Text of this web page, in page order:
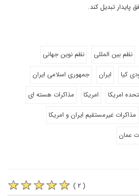
پایدار تبدیل کند.
نظم بین المللی
نظم نوین جهانی
کیا ایران
جمهوری اسلامی ایران
امریکا امریکا
مذاکرات هسته ای
مذاکرات غیرمستقیم ایران و امریکا
عمان
( ۲ )